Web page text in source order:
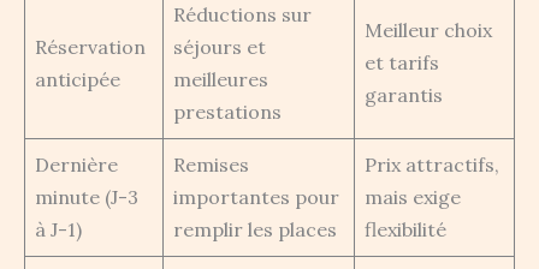
Réservation
anticipée
Réductions sur
séjours et
meilleures
prestations
Meilleur choix
et tarifs
garantis
Dernière
minute (J-3
à J-1)
Remises
importantes pour
remplir les places
Prix attractifs,
mais exige
flexibilité